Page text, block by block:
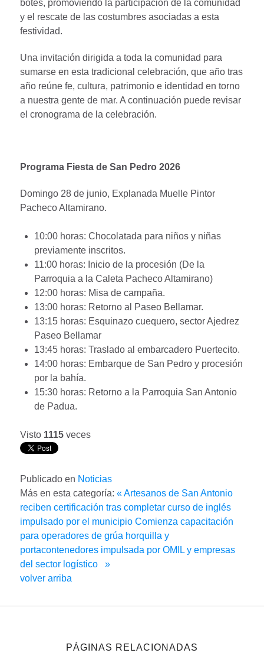
botes, promoviendo la participación de la comunidad
y el rescate de las costumbres asociadas a esta
festividad.
Una invitación dirigida a toda la comunidad para
sumarse en esta tradicional celebración, que año tras
año reúne fe, cultura, patrimonio e identidad en torno
a nuestra gente de mar. A continuación puede revisar
el cronograma de la celebración.
Programa Fiesta de San Pedro 2026
Domingo 28 de junio, Explanada Muelle Pintor
Pacheco Altamirano.
10:00 horas: Chocolatada para niños y niñas
previamente inscritos.
11:00 horas: Inicio de la procesión (De la
Parroquia a la Caleta Pacheco Altamirano)
12:00 horas: Misa de campaña.
13:00 horas: Retorno al Paseo Bellamar.
13:15 horas: Esquinazo cuequero, sector Ajedrez
Paseo Bellamar
13:45 horas: Traslado al embarcadero Puertecito.
14:00 horas: Embarque de San Pedro y procesión
por la bahía.
15:30 horas: Retorno a la Parroquia San Antonio
de Padua.
Visto 1115 veces
Publicado en Noticias
Más en esta categoría: « Artesanos de San Antonio
reciben certificación tras completar curso de inglés
impulsado por el municipio Comienza capacitación
para operadores de grúa horquilla y
portacontenedores impulsada por OMIL y empresas
del sector logístico »
volver arriba
PÁGINAS RELACIONADAS